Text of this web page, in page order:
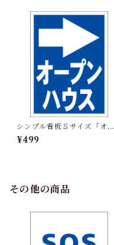
シンプル看板Ｓサイズ「オー
プンハウス（右折・紺）」
【不動産】屋外可
¥499
その他の商品